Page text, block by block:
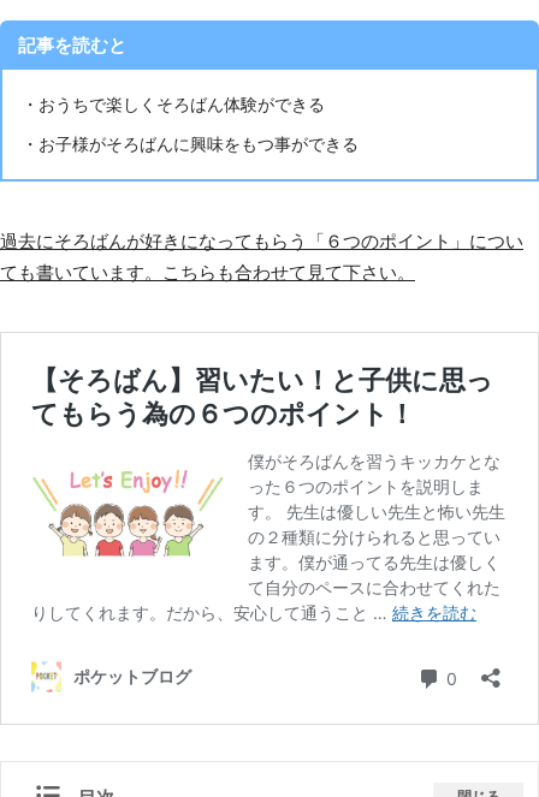
記事を読むと
・おうちで楽しくそろばん体験ができる
・お子様がそろばんに興味をもつ事ができる
過去にそろばんが好きになってもらう「６つのポイント」につい
ても書いています。こちらも合わせて見て下さい。